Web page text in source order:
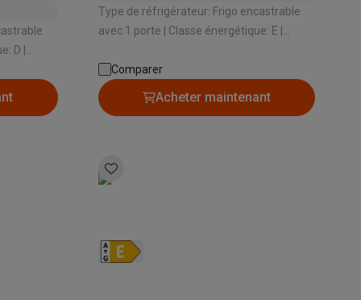
Fold8
de bureau
de
Type de réfrigérateur: Frigo encastrable
avec 1 porte | Classe énergétique: E |
d'encastrement: 1225 mm | Système de
porte: Porte sur porte
Comparer
Acheter maintenant